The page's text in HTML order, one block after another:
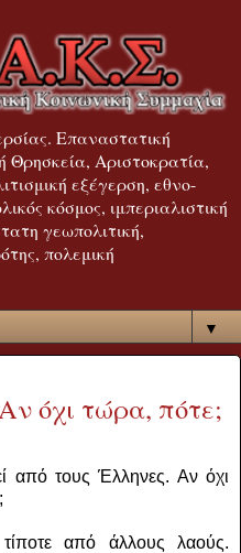
Επαναστατική
Θρησκεία, Αριστοκρατία,
εξέγερση, εθνο-
κόσμος, ιμπεριαλιστική
γεωπολιτική,
πολεμική
▼
όχι τώρα, πότε;
από τους Έλληνες. Αν όχι
από άλλους λαούς.